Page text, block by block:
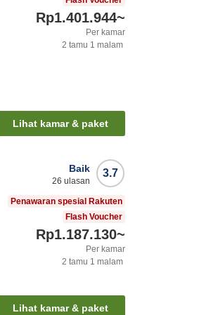
Rp1.401.944~
Per kamar
2 tamu 1 malam
Lihat kamar & paket
3.7
Baik
26 ulasan
Penawaran spesial Rakuten
Flash Voucher
Rp1.187.130~
Per kamar
2 tamu 1 malam
Lihat kamar & paket